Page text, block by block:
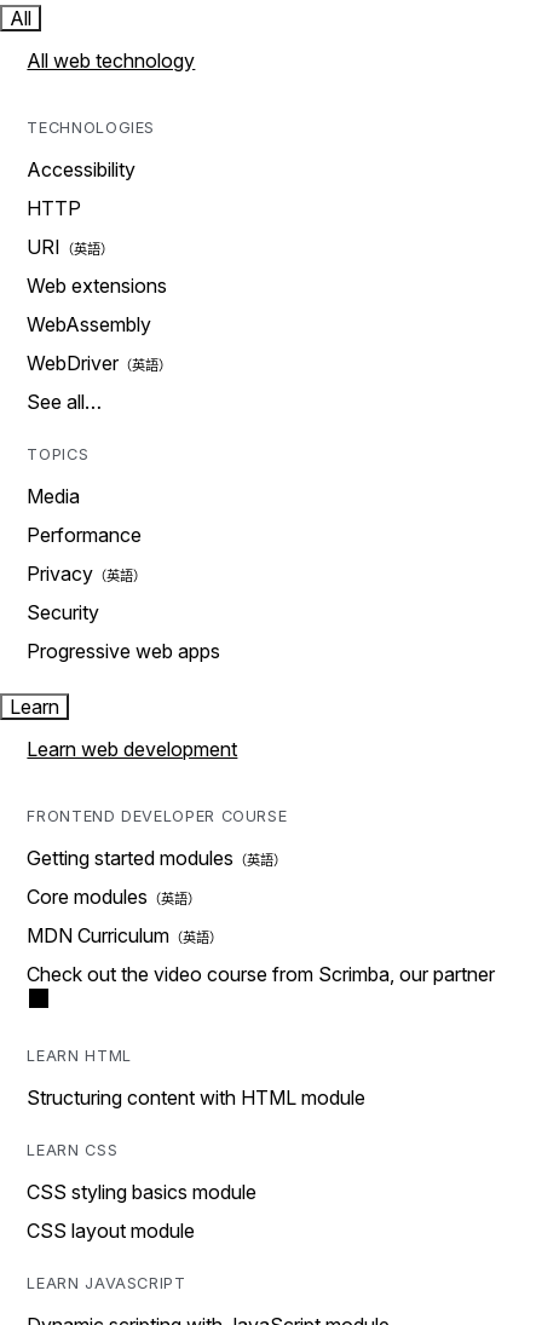
All
All web technology
TECHNOLOGIES
Accessibility
HTTP
URI
Web extensions
WebAssembly
WebDriver
See all…
TOPICS
Media
Performance
Privacy
Security
Progressive web apps
Learn
Learn web development
FRONTEND DEVELOPER COURSE
Getting started modules
Core modules
MDN Curriculum
Check out the video course from Scrimba, our partner
LEARN HTML
Structuring content with HTML module
LEARN CSS
CSS styling basics module
CSS layout module
LEARN JAVASCRIPT